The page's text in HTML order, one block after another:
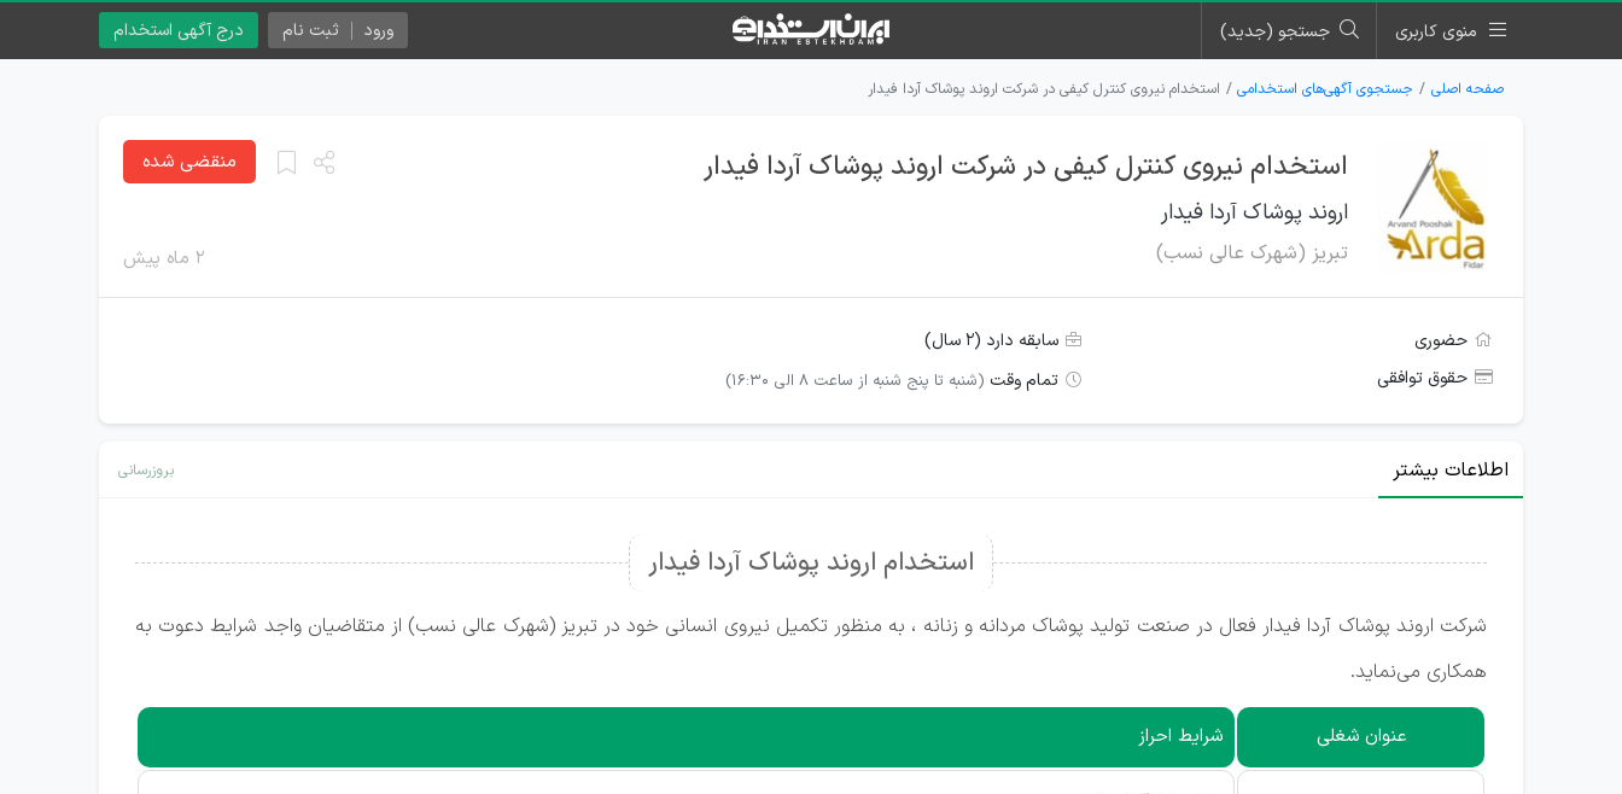
منوی کاربری جستجو (جدید) درج آگهی استخدام ورود ثبت نام
صفحه اصلی جستجوی آگهی‌های استخدامی استخدام نیروی کنترل کیفی در شرکت اروند پوشاک آردا فیدار
استخدام نیروی کنترل کیفی در شرکت اروند پوشاک آردا فیدار
اروند پوشاک آردا فیدار
تبریز (شهرک عالی نسب) ۲ ماه پیش
منقضی شده
حضوری
سابقه دارد (۲ سال)
حقوق توافقی
تمام وقت (شنبه تا پنج شنبه از ساعت 8 الی 16:30)
اطلاعات بیشتر بروزرسانی
استخدام اروند پوشاک آردا فیدار
شرکت اروند پوشاک آردا فیدار فعال در صنعت تولید پوشاک مردانه و زنانه ، به منظور تکمیل نیروی انسانی خود در تبریز (شهرک عالی نسب) از متقاضیان واجد شرایط دعوت به
همکاری می‌نماید.
عنوان شغلی شرایط احراز